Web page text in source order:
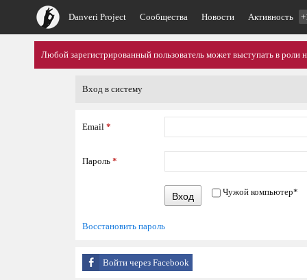
Danveri Project Сообщества Новости Активность
Любой зарегистрированный пользователь может выступать в роли
Вход в систему
Email *
Пароль *
Вход Чужой компьютер*
Восстановить пароль
Войти через Facebook